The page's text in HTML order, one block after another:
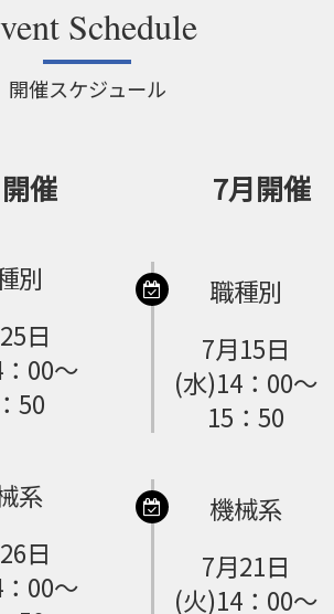
Schedule
開催スケジュール
催
別
日
00～
50
系
日
00～
7月開催
職種別
7月15日
(水)14：00～
15：50
機械系
7月21日
(火)14：00～